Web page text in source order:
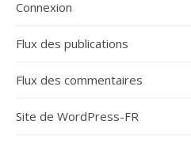
Connexion
Flux des publications
Flux des commentaires
Site de WordPress-FR